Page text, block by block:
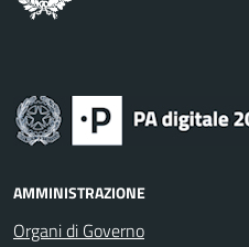
AMMINISTRAZIONE
Organi di Governo